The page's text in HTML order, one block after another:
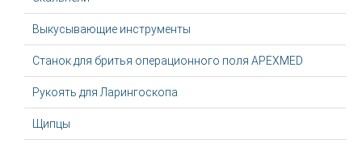
Выкусывающие инструменты
Станок для бритья операционного поля APEXMED
Рукоять для Ларингоскопа
Щипцы